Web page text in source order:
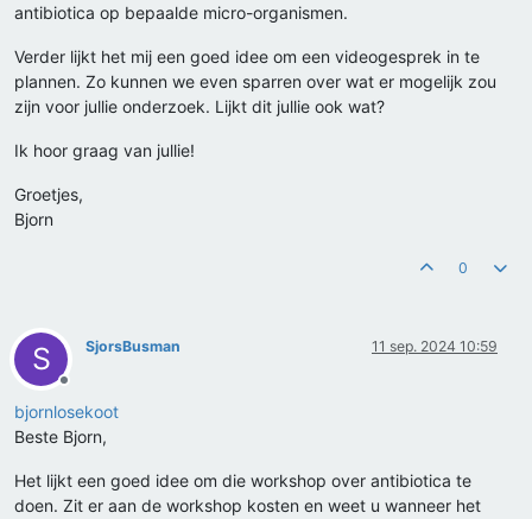
antibiotica op bepaalde micro-organismen.
Verder lijkt het mij een goed idee om een videogesprek in te
plannen. Zo kunnen we even sparren over wat er mogelijk zou
zijn voor jullie onderzoek. Lijkt dit jullie ook wat?
Ik hoor graag van jullie!
Groetjes,
Bjorn
0
S
Offline
SjorsBusman 11 sep. 2024 10:59
bjornlosekoot
Beste Bjorn,
Het lijkt een goed idee om die workshop over antibiotica te
doen. Zit er aan de workshop kosten en weet u wanneer het